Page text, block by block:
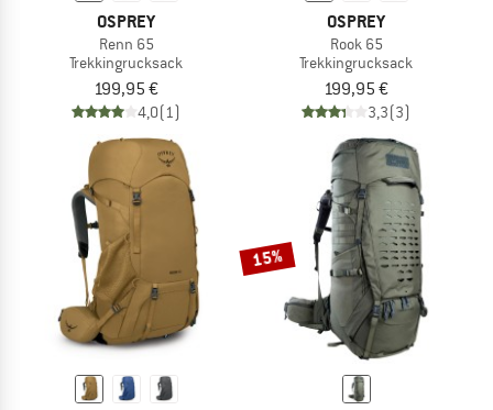
OSPREY
Renn 65
Trekkingrucksack
199,95 €
4,0(1)
OSPREY
Rook 65
Trekkingrucksack
199,95 €
3,3(3)
15%